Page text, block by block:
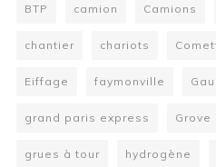
BTP camion Camions
chantier chariots
Eiffage faymonville
grand paris express Grove
grues à tour hydrogène